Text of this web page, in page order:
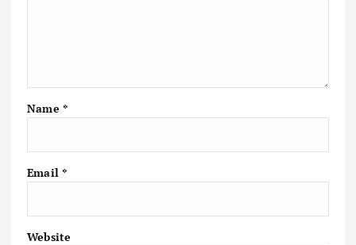
Name *
Email *
Website